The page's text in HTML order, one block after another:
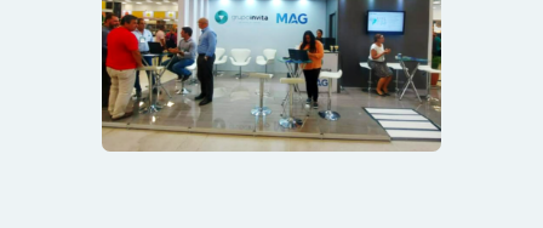
MULHERES
GESTORAS
HOMEST
HOME